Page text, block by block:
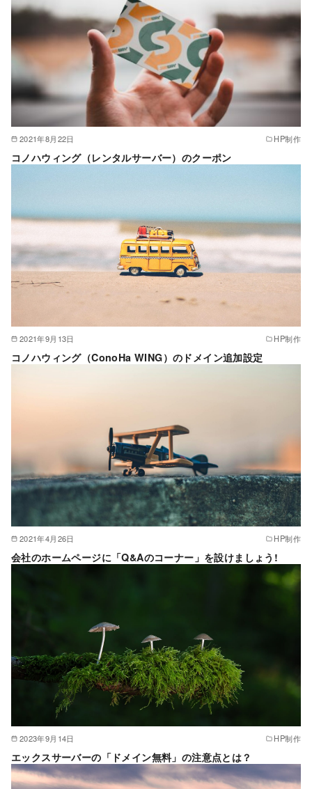
2021年8月22日 HP制作
コノハウィング（レンタルサーバー）のクーポン
2021年9月13日 HP制作
コノハウィング（ConoHa WING）のドメイン追加設定
2021年4月26日 HP制作
会社のホームページに「Q&Aのコーナー」を設けましょう!
2023年9月14日 HP制作
エックスサーバーの「ドメイン無料」の注意点とは？